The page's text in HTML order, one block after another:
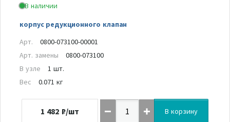
В наличии
корпус редукционного клапан
Арт.
0800-073100-00001
Арт. замены
0800-073100
В узле
1 шт.
Вес
0.071 кг
1 482 ₽/шт В корзину